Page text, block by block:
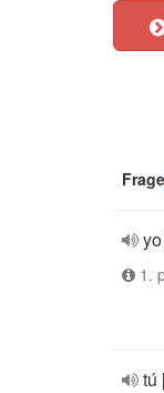
Frage
1.
tú